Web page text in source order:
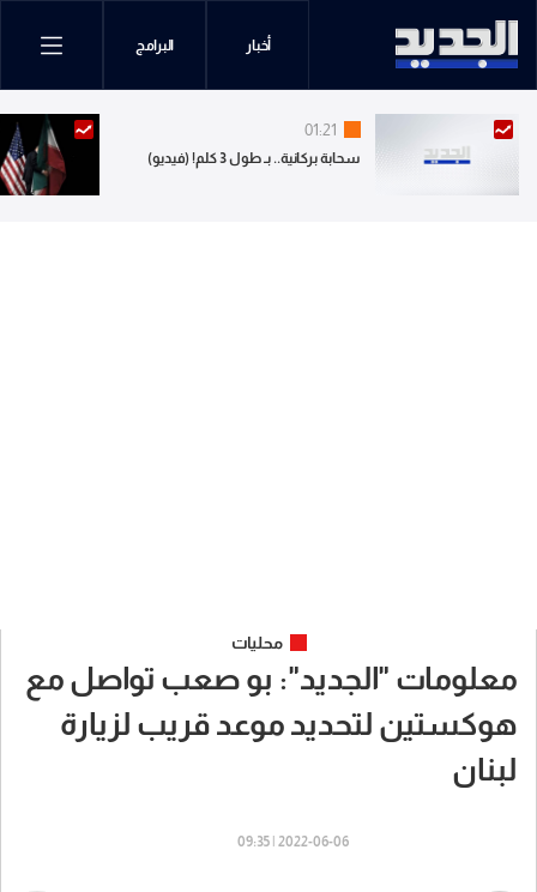
أخبار البرامج
01:21
سحابة بركانية.. بـ طول 3 كلم! (فيديو)
محليات
معلومات "الجديد": بو صعب تواصل مع
هوكستين لتحديد موعد قريب لزيارة
لبنان
2022-06-06 | 09:35